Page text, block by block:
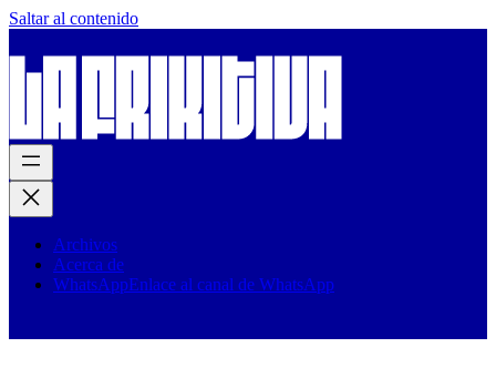
Saltar al contenido
Archivos
Acerca de
WhatsAppEnlace al canal de WhatsApp